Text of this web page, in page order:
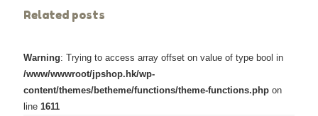
Related posts
Warning: Trying to access array offset on value of type bool in
/www/wwwroot/jpshop.hk/wp-
content/themes/betheme/functions/theme-functions.php on
line 1611